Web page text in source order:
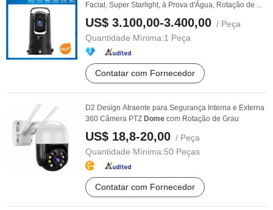
Facial, Super Starlight, à Prova d'Água, Rotação de ...
US$ 3.100,00-3.400,00 / Peça
Quantidade Mínima:1 Peça
Contatar com Fornecedor
D2 Design Atraente para Segurança Interna e Externa
360 Câmera PTZ Dome com Rotação de Grau
US$ 18,8-20,00 / Peça
Quantidade Mínima:50 Peças
Contatar com Fornecedor